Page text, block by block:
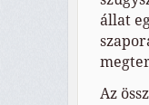
állat
Az